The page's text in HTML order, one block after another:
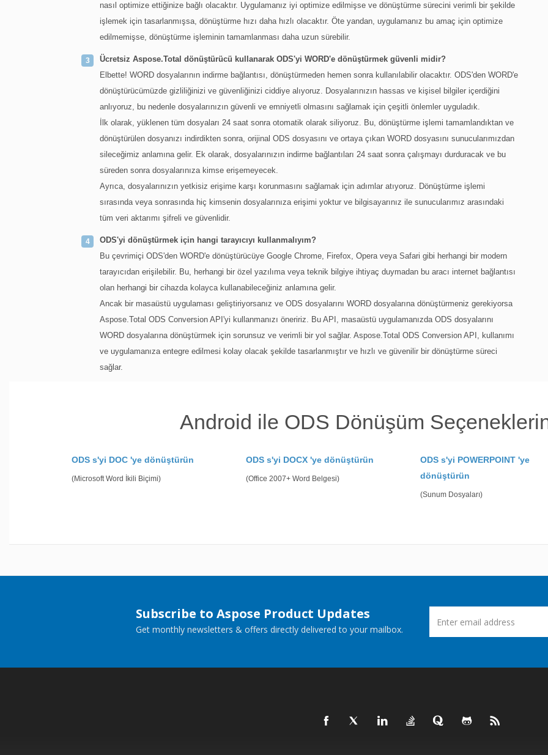
nasıl optimize ettiğinize bağlı olacaktır. Uygulamanız iyi optimize edilmişse ve dönüştürme sürecini verimli bir şekilde
işlemek için tasarlanmışsa, dönüştürme hızı daha hızlı olacaktır. Öte yandan, uygulamanız bu amaç için optimize
edilmemişse, dönüştürme işleminin tamamlanması daha uzun sürebilir.
Ücretsiz Aspose.Total dönüştürücü kullanarak ODS'yi WORD'e dönüştürmek güvenli midir?
Elbette! WORD dosyalarının indirme bağlantısı, dönüştürmeden hemen sonra kullanılabilir olacaktır. ODS'den WORD'e
dönüştürücümüzde gizliliğinizi ve güvenliğinizi ciddiye alıyoruz. Dosyalarınızın hassas ve kişisel bilgiler içerdiğini
anlıyoruz, bu nedenle dosyalarınızın güvenli ve emniyetli olmasını sağlamak için çeşitli önlemler uyguladık.
İlk olarak, yüklenen tüm dosyaları 24 saat sonra otomatik olarak siliyoruz. Bu, dönüştürme işlemi tamamlandıktan ve
dönüştürülen dosyanızı indirdikten sonra, orijinal ODS dosyasını ve ortaya çıkan WORD dosyasını sunucularımızdan
sileceğimiz anlamına gelir. Ek olarak, dosyalarınızın indirme bağlantıları 24 saat sonra çalışmayı durduracak ve bu
süreden sonra dosyalarınıza kimse erişemeyecek.
Ayrıca, dosyalarınızın yetkisiz erişime karşı korunmasını sağlamak için adımlar atıyoruz. Dönüştürme işlemi
sırasında veya sonrasında hiç kimsenin dosyalarınıza erişimi yoktur ve bilgisayarınız ile sunucularımız arasındaki
tüm veri aktarımı şifreli ve güvenlidir.
ODS'yi dönüştürmek için hangi tarayıcıyı kullanmalıyım?
Bu çevrimiçi ODS'den WORD'e dönüştürücüye Google Chrome, Firefox, Opera veya Safari gibi herhangi bir modern
tarayıcıdan erişilebilir. Bu, herhangi bir özel yazılıma veya teknik bilgiye ihtiyaç duymadan bu aracı internet bağlantısı
olan herhangi bir cihazda kolayca kullanabileceğiniz anlamına gelir.
Ancak bir masaüstü uygulaması geliştiriyorsanız ve ODS dosyalarını WORD dosyalarına dönüştürmeniz gerekiyorsa
Aspose.Total ODS Conversion API'yi kullanmanızı öneririz. Bu API, masaüstü uygulamanızda ODS dosyalarını
WORD dosyalarına dönüştürmek için sorunsuz ve verimli bir yol sağlar. Aspose.Total ODS Conversion API, kullanımı
ve uygulamanıza entegre edilmesi kolay olacak şekilde tasarlanmıştır ve hızlı ve güvenilir bir dönüştürme süreci
sağlar.
Android ile ODS Dönüşüm
ODS s'yi DOC 'ye dönüştürün
(Microsoft Word İkili Biçimi)
ODS s'yi DOCX 'ye dönüştürün
(Office 2007+ Word Belgesi)
ODS s'yi POWERPOINT 'ye
dönüştürün
(Sunum Dosyaları)
Subscribe to Aspose Product Updates
Get monthly newsletters & offers directly delivered to your mailbox.